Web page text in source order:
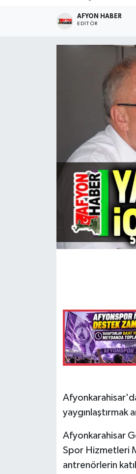
AFYON HABER
EDITÖR
yaygınlaştırmak
Afyonkarahisar
Spor Hizmetleri
antrenörlerin
Magazin